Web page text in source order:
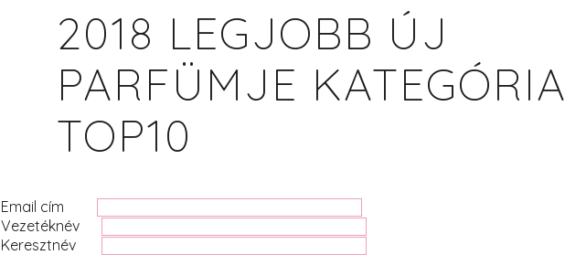
2018 LEGJOBB ÚJ
PARFÜMJE KATEGÓRIA
TOP10
Email cím
Vezetéknév
Keresztnév